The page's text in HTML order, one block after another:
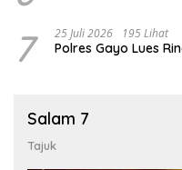
7 25 Juli 2026 195 Lihat
Polres Gayo Lues
Salam 7
Tajuk